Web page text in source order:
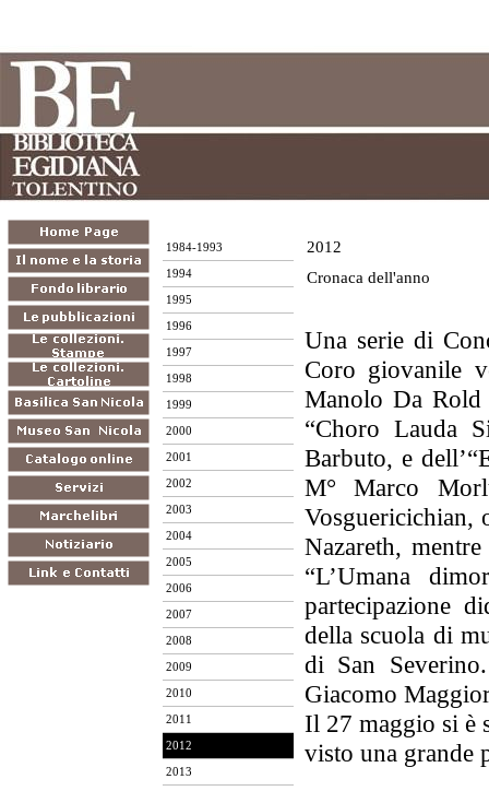
1984-1993
1994
1995
1996
1997
1998
1999
2000
2001
2002
2003
2004
2005
2006
2007
2008
2009
2010
2011
2012
2013
2012
Cronaca dell'anno
Una serie di
Coro giovanile
Manolo Da
“Choro Lauda
Barbuto, e
M° Marco
Vosguericichian,
Nazareth,
“L’Umana
partecipazione
della scuola di
di San
Giacomo
Il 27 maggio si è
visto una grande